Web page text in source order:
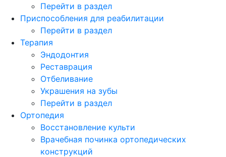
Перейти в раздел
Приспособления для реабилитации
Перейти в раздел
Терапия
Эндодонтия
Реставрация
Отбеливание
Украшения на зубы
Перейти в раздел
Ортопедия
Восстановление культи
Врачебная починка ортопедических
конструкций